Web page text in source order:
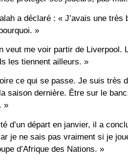
a déclaré : « J’avais une
»
veut me voir partir de
les tiennent ailleurs. »
ce qui se passe. Je suis très
saison dernière. Être sur le
»
d’un départ en janvier, il a
je ne sais pas vraiment si je
d’Afrique des Nations. »